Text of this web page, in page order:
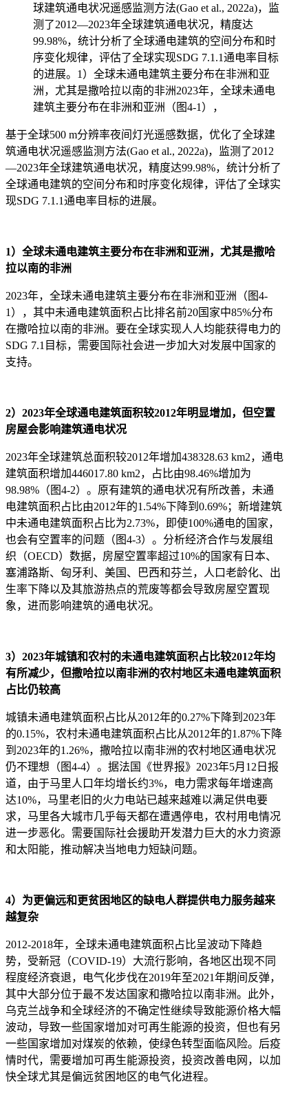
球建筑通电状况遥感监测方法(Gao et al., 2022a)，监
测了2012—2023年全球建筑通电状况，精度达
99.98%，统计分析了全球通电建筑的空间分布和时
序变化规律，评估了全球实现SDG 7.1.1通电率目标
的进展。1）全球未通电建筑主要分布在非洲和亚
洲，尤其是撒哈拉以南的非洲2023年，全球未通电
建筑主要分布在非洲和亚洲（图4-1），
基于全球500 m分辨率夜间灯光遥感数据，优化了全球建
筑通电状况遥感监测方法(Gao et al., 2022a)，监测了2012
—2023年全球建筑通电状况，精度达99.98%，统计分析了
全球通电建筑的空间分布和时序变化规律，评估了全球实
现SDG 7.1.1通电率目标的进展。
1）全球未通电建筑主要分布在非洲和亚洲，尤其是撒哈
拉以南的非洲
2023年，全球未通电建筑主要分布在非洲和亚洲（图4-
1），其中未通电建筑面积占比排名前20国家中85%分布
在撒哈拉以南的非洲。要在全球实现人人均能获得电力的
SDG 7.1目标，需要国际社会进一步加大对发展中国家的
支持。
2）2023年全球通电建筑面积较2012年明显增加，但空置
房屋会影响建筑通电状况
2023年全球建筑总面积较2012年增加438328.63 km2，通电
建筑面积增加446017.80 km2，占比由98.46%增加为
98.98%（图4-2）。原有建筑的通电状况有所改善，未通
电建筑面积占比由2012年的1.54%下降到0.69%；新增建筑
中未通电建筑面积占比为2.73%，即使100%通电的国家，
也会有空置率的问题（图4-3）。分析经济合作与发展组
织（OECD）数据，房屋空置率超过10%的国家有日本、
塞浦路斯、匈牙利、美国、巴西和芬兰，人口老龄化、出
生率下降以及其旅游热点的荒废等都会导致房屋空置现
象，进而影响建筑的通电状况。
3）2023年城镇和农村的未通电建筑面积占比较2012年均
有所减少，但撒哈拉以南非洲的农村地区未通电建筑面积
占比仍较高
城镇未通电建筑面积占比从2012年的0.27%下降到2023年
的0.15%，农村未通电建筑面积占比从2012年的1.87%下降
到2023年的1.26%，撒哈拉以南非洲的农村地区通电状况
仍不理想（图4-4）。据法国《世界报》2023年5月12日报
道，由于马里人口年均增长约3%，电力需求每年增速高
达10%，马里老旧的火力电站已越来越难以满足供电要
求，马里各大城市几乎每天都在遭遇停电，农村用电情况
进一步恶化。需要国际社会援助开发潜力巨大的水力资源
和太阳能，推动解决当地电力短缺问题。
4）为更偏远和更贫困地区的缺电人群提供电力服务越来
越复杂
2012-2018年，全球未通电建筑面积占比呈波动下降趋
势，受新冠（COVID-19）大流行影响，各地区出现不同
程度经济衰退，电气化步伐在2019年至2021年期间反弹，
其中大部分位于最不发达国家和撒哈拉以南非洲。此外，
乌克兰战争和全球经济的不确定性继续导致能源价格大幅
波动，导致一些国家增加对可再生能源的投资，但也有另
一些国家增加对煤炭的依赖，使绿色转型面临风险。后疫
情时代，需要增加可再生能源投资，投资改善电网，以加
快全球尤其是偏远贫困地区的电气化进程。